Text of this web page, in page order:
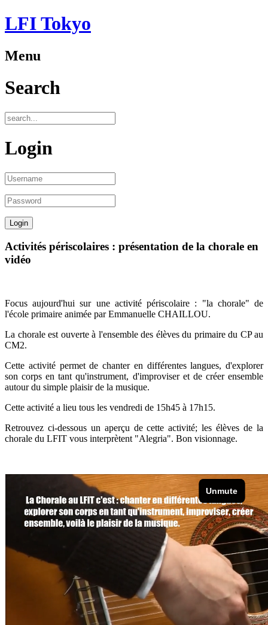
LFI Tokyo
Menu
Search
Login
Activités périscolaires : présentation de la chorale en
vidéo
Focus aujourd'hui sur une activité périscolaire : "la chorale" de
l'école primaire animée par Emmanuelle CHAILLOU.
La chorale est ouverte à l'ensemble des élèves du primaire du CP au
CM2.
Cette activité permet de chanter en différentes langues, d'explorer
son corps en tant qu'instrument, d'improviser et de créer ensemble
autour du simple plaisir de la musique.
Cette activité a lieu tous les vendredi de 15h45 à 17h15.
Retrouvez ci-dessous un aperçu de cette activité; les élèves de la
chorale du LFIT vous interprètent "Alegria". Bon visionnage.